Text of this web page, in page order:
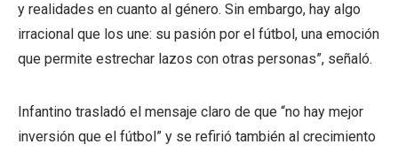
y realidades en cuanto al género. Sin embargo, hay algo
irracional que los une: su pasión por el fútbol, una emoción
que permite estrechar lazos con otras personas”, señaló.
Infantino trasladó el mensaje claro de que “no hay mejor
inversión que el fútbol” y se refirió también al crecimiento